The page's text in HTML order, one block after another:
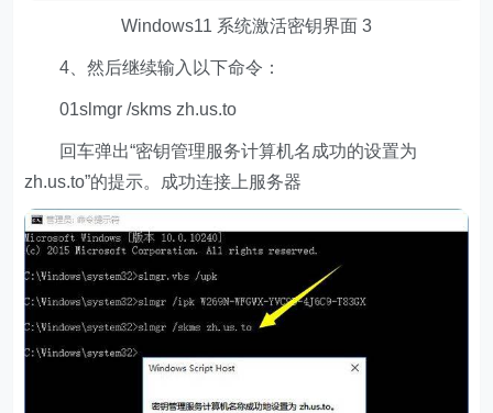
Windows11 系统激活密钥界面 3
4、然后继续输入以下命令：
01slmgr /skms zh.us.to
回车弹出“密钥管理服务计算机名成功的设置为
zh.us.to”的提示。成功连接上服务器